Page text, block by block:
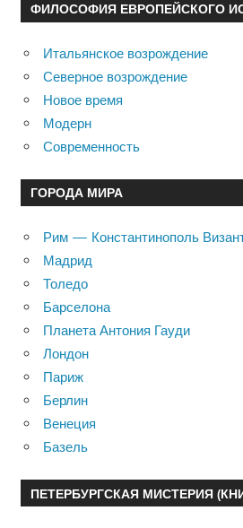
ФИЛОСОФИЯ ЕВРОПЕЙСКОГО
Итальянское возрождение
Северное возрождение
Новое время
Модерн
Современность
ГОРОДА МИРА
Рим — Константинополь
Мадрид
Толедо
Барселона
Планета Антония Гауди
Лондон
Париж
Берлин
Венеция
Базель
ПЕТЕРБУРГСКАЯ МИСТЕРИЯ